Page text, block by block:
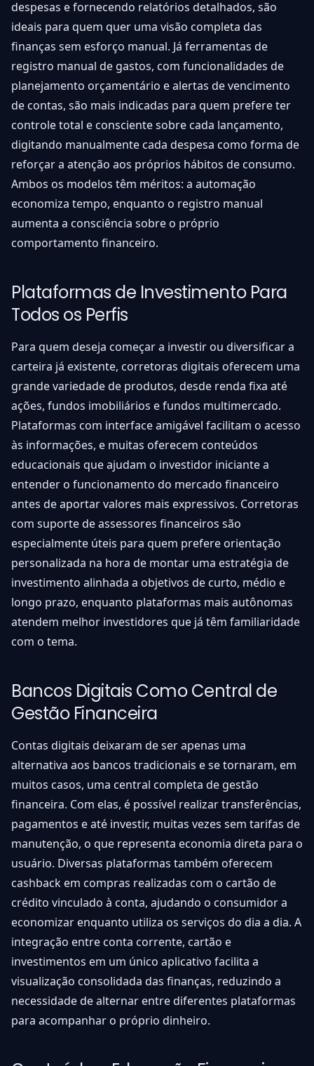
despesas e fornecendo relatórios detalhados, são
ideais para quem quer uma visão completa das
finanças sem esforço manual. Já ferramentas de
registro manual de gastos, com funcionalidades de
planejamento orçamentário e alertas de vencimento
de contas, são mais indicadas para quem prefere ter
controle total e consciente sobre cada lançamento,
digitando manualmente cada despesa como forma de
reforçar a atenção aos próprios hábitos de consumo.
Ambos os modelos têm méritos: a automação
economiza tempo, enquanto o registro manual
aumenta a consciência sobre o próprio
comportamento financeiro.
Plataformas de Investimento Para
Todos os Perfis
Para quem deseja começar a investir ou diversificar a
carteira já existente, corretoras digitais oferecem uma
grande variedade de produtos, desde renda fixa até
ações, fundos imobiliários e fundos multimercado.
Plataformas com interface amigável facilitam o acesso
às informações, e muitas oferecem conteúdos
educacionais que ajudam o investidor iniciante a
entender o funcionamento do mercado financeiro
antes de aportar valores mais expressivos. Corretoras
com suporte de assessores financeiros são
especialmente úteis para quem prefere orientação
personalizada na hora de montar uma estratégia de
investimento alinhada a objetivos de curto, médio e
longo prazo, enquanto plataformas mais autônomas
atendem melhor investidores que já têm familiaridade
com o tema.
Bancos Digitais Como Central de
Gestão Financeira
Contas digitais deixaram de ser apenas uma
alternativa aos bancos tradicionais e se tornaram, em
muitos casos, uma central completa de gestão
financeira. Com elas, é possível realizar transferências,
pagamentos e até investir, muitas vezes sem tarifas de
manutenção, o que representa economia direta para o
usuário. Diversas plataformas também oferecem
cashback em compras realizadas com o cartão de
crédito vinculado à conta, ajudando o consumidor a
economizar enquanto utiliza os serviços do dia a dia. A
integração entre conta corrente, cartão e
investimentos em um único aplicativo facilita a
visualização consolidada das finanças, reduzindo a
necessidade de alternar entre diferentes plataformas
para acompanhar o próprio dinheiro.